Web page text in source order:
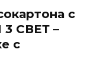
с
СВЕТ –
с